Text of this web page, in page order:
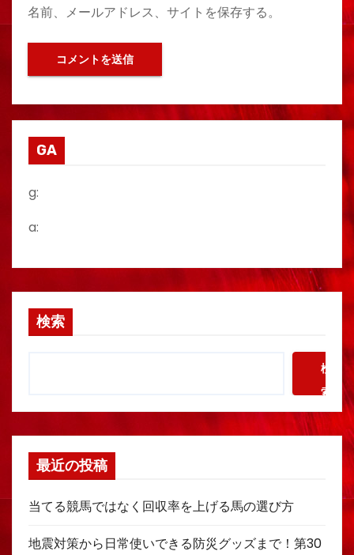
名前、メールアドレス、サイトを保存する。
GA
g:
a:
検索
検
索
最近の投稿
当てる競馬ではなく回収率を上げる馬の選び方
地震対策から日常使いできる防災グッズまで！第30